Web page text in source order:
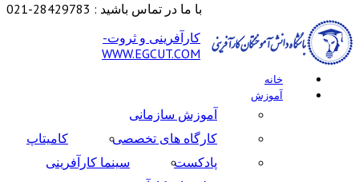
با ما در تماس باشید : 28429783-021
خانه
آموزش
آموزش سازمانی
کارگاه های تخصصی
کامیتاپ
پادکست
سینما کارآفرینی
کارآفرینی و ثروت-
WWW.EGCUT.COM